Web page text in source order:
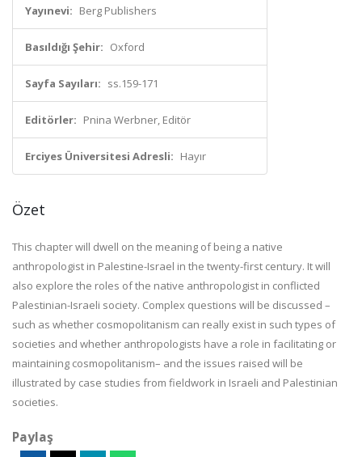
Yayınevi: Berg Publishers
Basıldığı Şehir: Oxford
Sayfa Sayıları: ss.159-171
Editörler: Pnina Werbner, Editör
Erciyes Üniversitesi Adresli: Hayır
Özet
This chapter will dwell on the meaning of being a native
anthropologist in Palestine-Israel in the twenty-first century. It will
also explore the roles of the native anthropologist in conflicted
Palestinian-Israeli society. Complex questions will be discussed –
such as whether cosmopolitanism can really exist in such types of
societies and whether anthropologists have a role in facilitating or
maintaining cosmopolitanism– and the issues raised will be
illustrated by case studies from fieldwork in Israeli and Palestinian
societies.
Paylaş